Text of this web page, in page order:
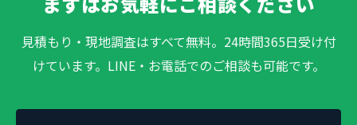
見積もり・現地調査はすべて無料。24時間365日受け付
けています。LINE・お電話でのご相談も可能です。